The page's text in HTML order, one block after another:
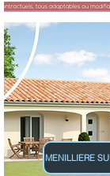
MENILLIERE